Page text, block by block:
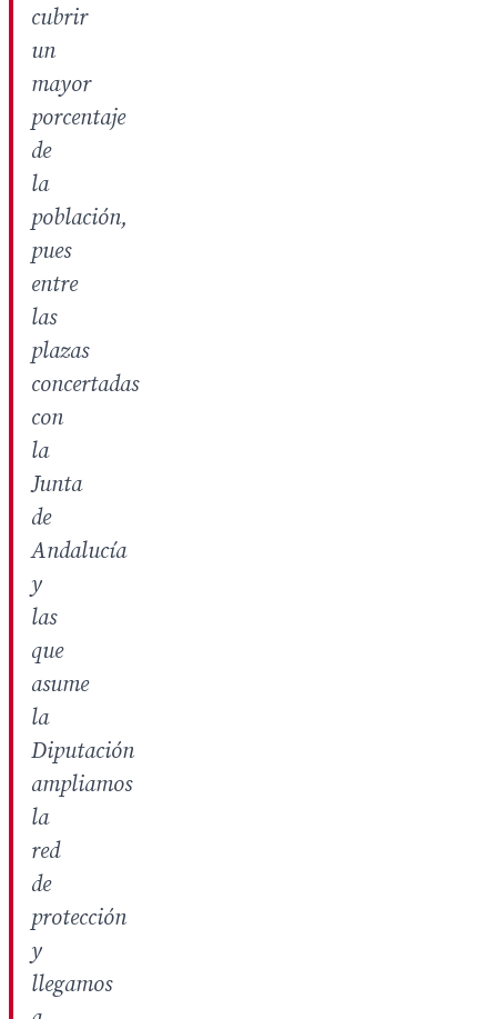
cubrir
un
mayor
porcentaje
de
la
población,
pues
entre
las
plazas
concertadas
con
la
Junta
de
Andalucía
y
las
que
asume
la
Diputación
ampliamos
la
red
de
protección
y
llegamos